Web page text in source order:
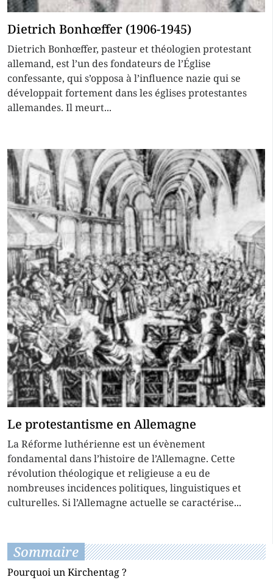
Dietrich Bonhœffer (1906-1945)
Dietrich Bonhœffer, pasteur et théologien protestant
allemand, est l’un des fondateurs de l’Église
confessante, qui s’opposa à l’influence nazie qui se
développait fortement dans les églises protestantes
allemandes. Il meurt...
Le protestantisme en Allemagne
La Réforme luthérienne est un évènement
fondamental dans l’histoire de l’Allemagne. Cette
révolution théologique et religieuse a eu de
nombreuses incidences politiques, linguistiques et
culturelles. Si l’Allemagne actuelle se caractérise...
Sommaire
Pourquoi un Kirchentag ?